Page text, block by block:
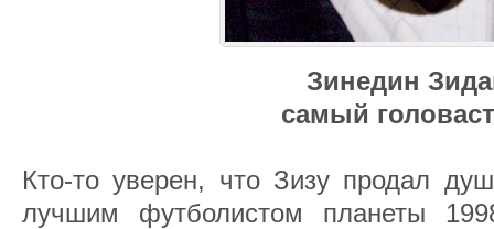
Зинедин
самый
Кто-то уверен, что Зизу продал
лучшим футболистом планеты